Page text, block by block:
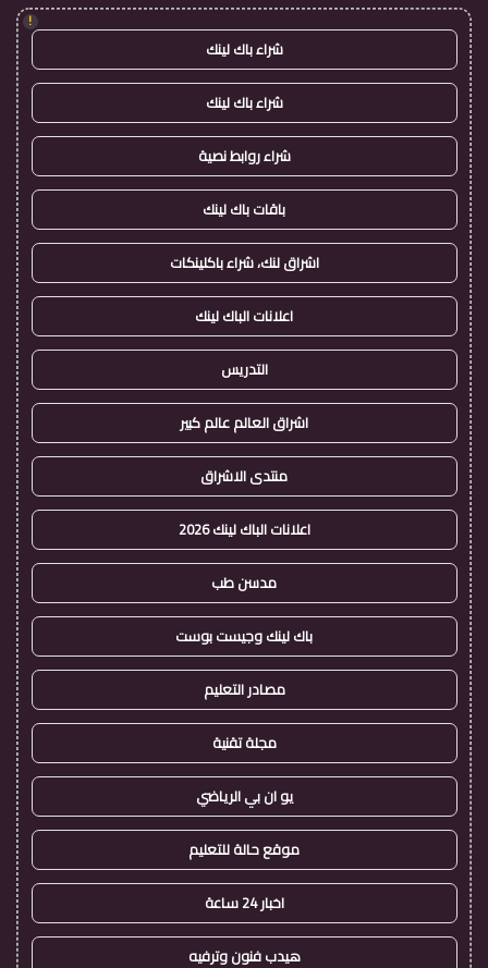
!
شراء باك لينك
شراء باك لينك
شراء روابط نصية
باقات باك لينك
اشراق لنك، شراء باكلينكات
اعلانات الباك لينك
التدريس
اشراق العالم عالم كبير
منتدى الاشراق
اعلانات الباك لينك 2026
مدسن طب
باك لينك وجيست بوست
مصادر التعليم
مجلة تقنية
يو ان بي الرياضي
موقع حالة للتعليم
اخبار 24 ساعة
هيدب فنون وترفيه